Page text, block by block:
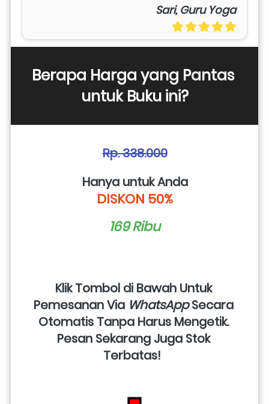
Sari, Guru Yoga
Berapa Harga yang Pantas
untuk Buku ini?
Rp. 338.000
Hanya untuk Anda
DISKON 50%
169 Ribu
Klik Tombol di Bawah Untuk
Pemesanan Via WhatsApp Secara
Otomatis Tanpa Harus Mengetik.
Pesan Sekarang Juga Stok
Terbatas!